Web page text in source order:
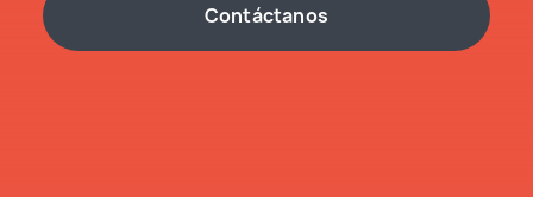
Contáctanos